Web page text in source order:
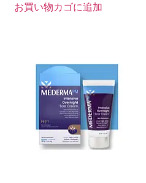
お買い物カゴに追加